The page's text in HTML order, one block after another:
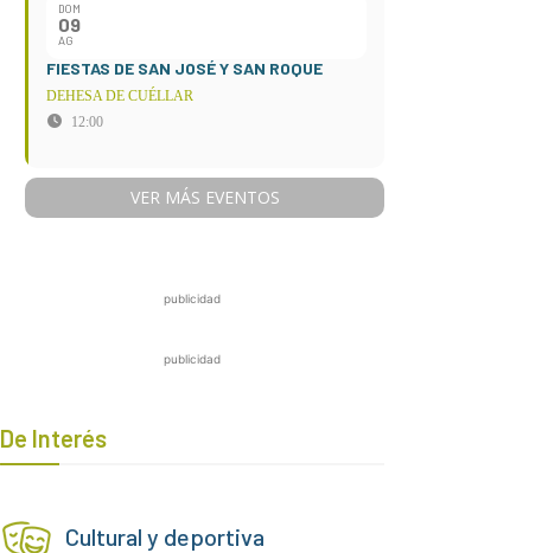
DOM
09
AG
FIESTAS DE SAN JOSÉ Y SAN ROQUE
DEHESA DE CUÉLLAR
12:00
VER MÁS EVENTOS
publicidad
publicidad
De Interés
Cultural y deportiva